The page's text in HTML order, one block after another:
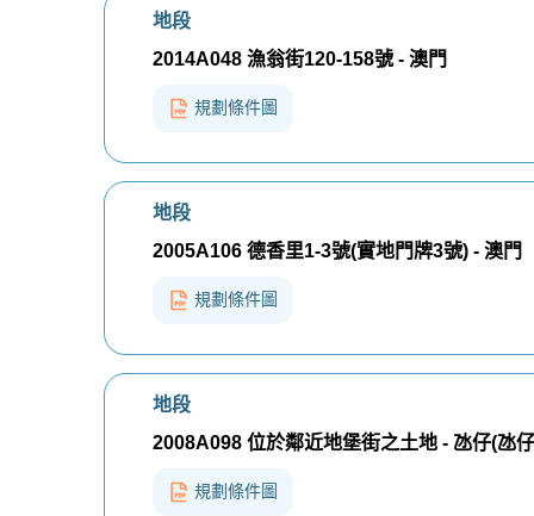
地段
2014A048 漁翁街120-158號 - 澳門
規劃條件圖
地段
2005A106 德香里1-3號(實地門牌3號) - 澳門
規劃條件圖
地段
2008A098 位於鄰近地堡街之土地 - 氹仔(氹
規劃條件圖